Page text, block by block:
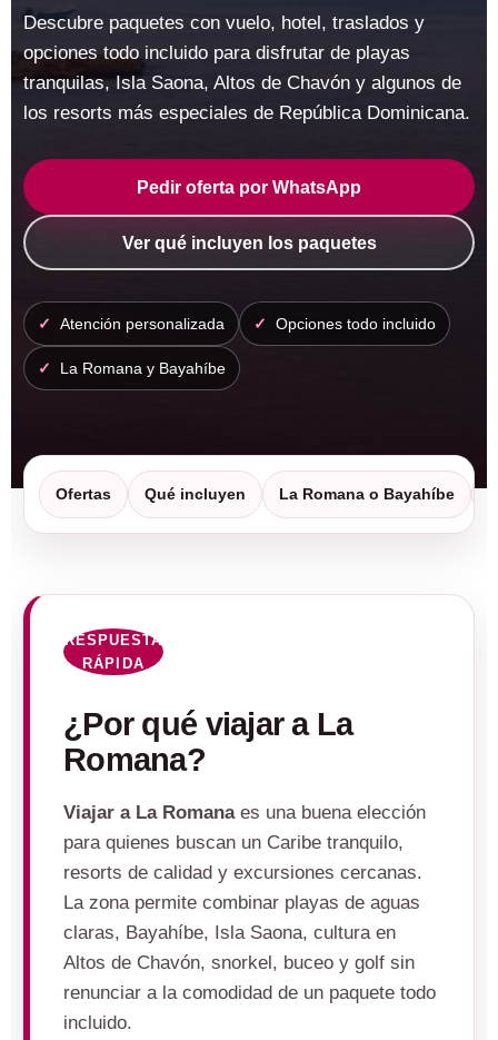
Descubre paquetes con vuelo, hotel, traslados y
opciones todo incluido para disfrutar de playas
tranquilas, Isla Saona, Altos de Chavón y algunos de
los resorts más especiales de República Dominicana.
Pedir oferta por WhatsApp
Ver qué incluyen los paquetes
Atención personalizada Opciones todo incluido
La Romana y Bayahíbe
Ofertas Qué incluyen La Romana o Bayahíbe
RESPUESTA
RÁPIDA
¿Por qué viajar a La
Romana?
Viajar a La Romanaes una buena elección
para quienes buscan un Caribe tranquilo,
resorts de calidad y excursiones cercanas.
La zona permite combinar playas de aguas
claras, Bayahíbe, Isla Saona, cultura en
Altos de Chavón, snorkel, buceo y golf sin
renunciar a la comodidad de un paquete todo
incluido.